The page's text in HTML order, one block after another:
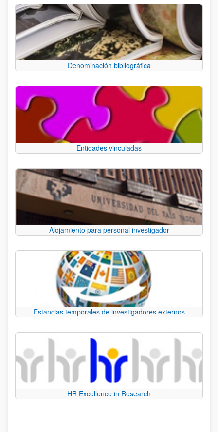
Denominación bibliográfica
Entidades vinculadas
Alojamiento para personal investigador
Estancias temporales de investigadores externos
HR Excellence in Research